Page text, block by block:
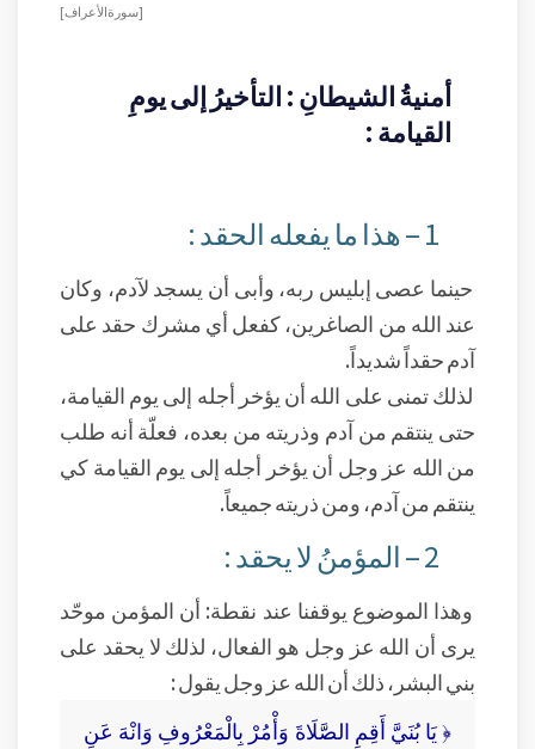
[ سورة الأعراف ]
أمنيةُ الشيطانِ : التأخيرُ إلى يومِ
القيامة :
1 – هذا ما يفعله الحقد :
حينما عصى إبليس ربه، وأبى أن يسجد لآدم، وكان
عند الله من الصاغرين، كفعل أي مشرك حقد على
آدم حقداً شديداً.
لذلك تمنى على الله أن يؤخر أجله إلى يوم القيامة،
حتى ينتقم من آدم وذريته من بعده، فعلّة أنه طلب
من الله عز وجل أن يؤخر أجله إلى يوم القيامة كي
ينتقم من آدم، ومن ذريته جميعاً.
2 – المؤمنُ لا يحقد :
وهذا الموضوع يوقفنا عند نقطة: أن المؤمن موحّد
يرى أن الله عز وجل هو الفعال، لذلك لا يحقد على
بني البشر، ذلك أن الله عز وجل يقول :
﴿ يَا بُنَيَّ أَقِمِ الصَّلَاةَ وَأْمُرْ بِالْمَعْرُوفِ وَانْهَ عَنِ